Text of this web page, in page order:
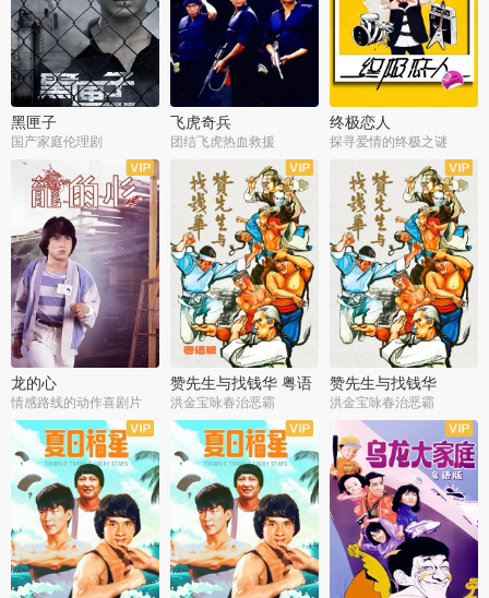
黑匣子
国产家庭伦理剧
飞虎奇兵
团结飞虎热血救援
终极恋人
探寻爱情的终极之谜
龙的心
情感路线的动作喜剧片
赞先生与找钱华 粤语
版
洪金宝咏春治恶霸
赞先生与找钱华
洪金宝咏春治恶霸